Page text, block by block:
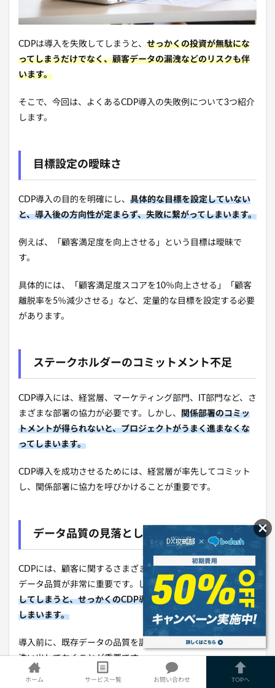
CDPは導入を失敗してしまうと、 せっかくの投資が無駄にな
ってしまうだけでなく、顧客データの漏洩などのリスクも伴
います。
そこで、今回は、よくあるCDP導入の失敗例について3つ紹介
します。
目標設定の曖昧さ
CDP導入の目的を明確にし、 具体的な目標を設定していない
と、導入後の方向性が定まらず、失敗に繋がってしまいます。
例えば、
「顧客満足度を向上させる」という目標は曖昧で
す。
具体的には、
「顧客満足度スコアを10％向上させる」「顧客
離脱率を5％減少させる」など、 定量的な目標を設定する必要
があります。
ステークホルダーのコミットメント不足
CDP導入には、 経営層、 マーケティング部門、
IT部門など、さ
まざま な部署の協力が必要です。 しかし、 関係部署のコミッ
トメントが得られないと、プロジェクトがうまく進まなくな
ってしまいます。
CDP導入を成功させるためには、 経営層が率先してコミット
し、
関係部署に協力を呼びかけることが重要です。
データ品質の見落とし
CDPには、 顧客に関するさまざまなデータを格納するため、
データ品質が非常に重要です。
しかし、 データ品質を見落と
してしまうと、せっかくのCDP導入効果が得られなくなって
しまいます。
導入前に、 既存データの品質を調査し、
必要なデータ項目を
洗い出しておくことが重要です。
ホーム サービス一覧 お問い合わせ TOPへ